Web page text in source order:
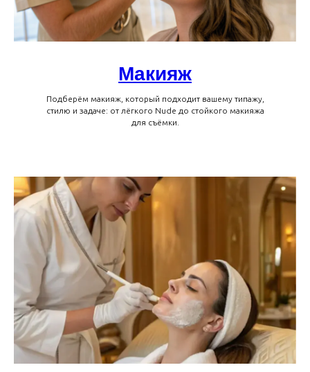
Макияж
Подберём макияж, который подходит вашему типажу,
стилю и задаче: от лёгкого Nude до стойкого макияжа
для съёмки.